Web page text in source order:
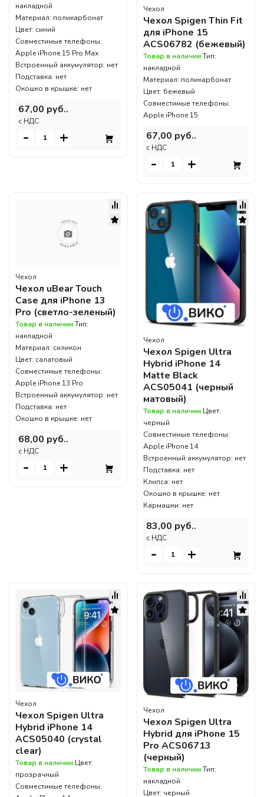
накладной
Материал: поликарбонат
Цвет: синий
Совместимые телефоны:
Apple iPhone 15 Pro Max
Встроенный аккумулятор: нет
Подставка: нет
Окошко в крышке: нет
67,00 руб..
c НДС
- +
Чехол
Чехол Spigen Thin Fit
для iPhone 15
ACS06782 (бежевый)
Товар в наличииТип:
накладной
Материал: поликарбонат
Цвет: бежевый
Совместимые телефоны:
Apple iPhone 15
67,00 руб..
c НДС
- +
Чехол
Чехол uBear Touch
Case для iPhone 13
Pro (светло-зеленый)
Товар в наличииТип:
накладной
Материал: силикон
Цвет: салатовый
Совместимые телефоны:
Apple iPhone 13 Pro
Встроенный аккумулятор: нет
Подставка: нет
Окошко в крышке: нет
68,00 руб..
c НДС
- +
Чехол
Чехол Spigen Ultra
Hybrid iPhone 14
Matte Black
ACS05041 (черный
матовый)
Товар в наличии Цвет:
черный
Совместимые телефоны:
Apple iPhone 14
Встроенный аккумулятор: нет
Подставка: нет
Клипса: нет
Окошко в крышке: нет
Кармашки: нет
83,00 руб..
c НДС
- +
Чехол
Чехол Spigen Ultra
Hybrid iPhone 14
ACS05040 (crystal
clear)
Товар в наличии Цвет:
прозрачный
Совместимые телефоны:
Чехол
Чехол Spigen Ultra
Hybrid для iPhone 15
Pro ACS06713
(черный)
Товар в наличииТип:
накладной
Цвет: черный